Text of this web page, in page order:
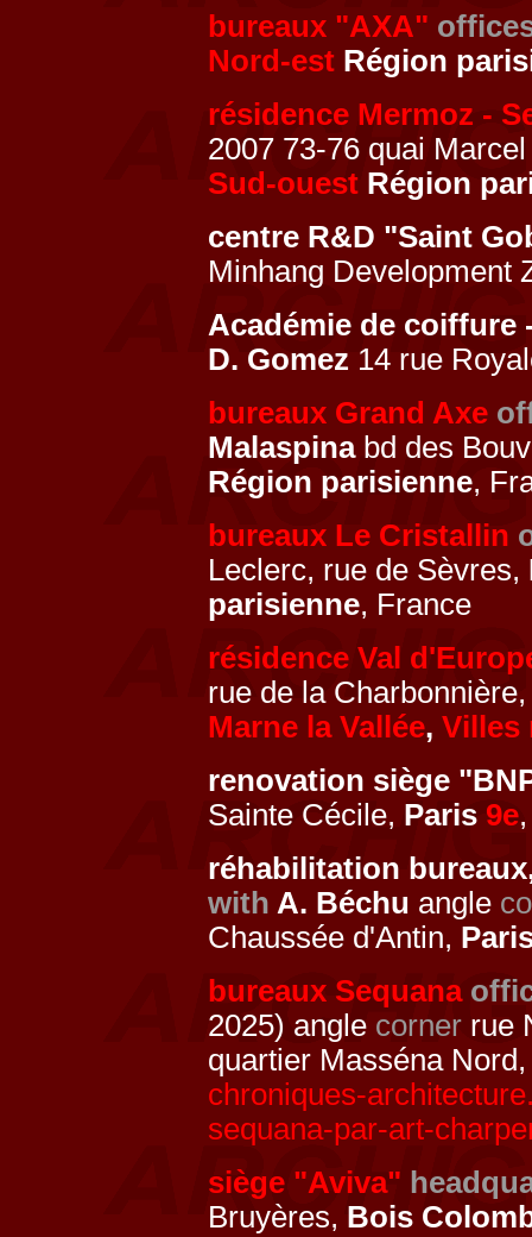
bureaux "AXA"
Nord-est Région
résidence Mermoz -
2007 73-76 quai
Sud-ouest Région
centre R&D "Saint
Minhang Development
Académie de
D. Gomez 14 rue
bureaux Grand Axe
Malaspinabd des
Région parisienne,
bureaux Le Cristallin
Leclerc, rue de Sèvres,
parisienne, France
résidence Val
rue de la Charbonnière
Marne la Vallée, Villes
renovation siège
Sainte Cécile, Paris 9e
réhabilitation
with A. Béchu angle
Chaussée d'Antin,
bureaux Sequana
2025) angle corner rue
quartier Masséna
chroniques-
sequana-par-art-
siège "Aviva"
Bruyères, Bois